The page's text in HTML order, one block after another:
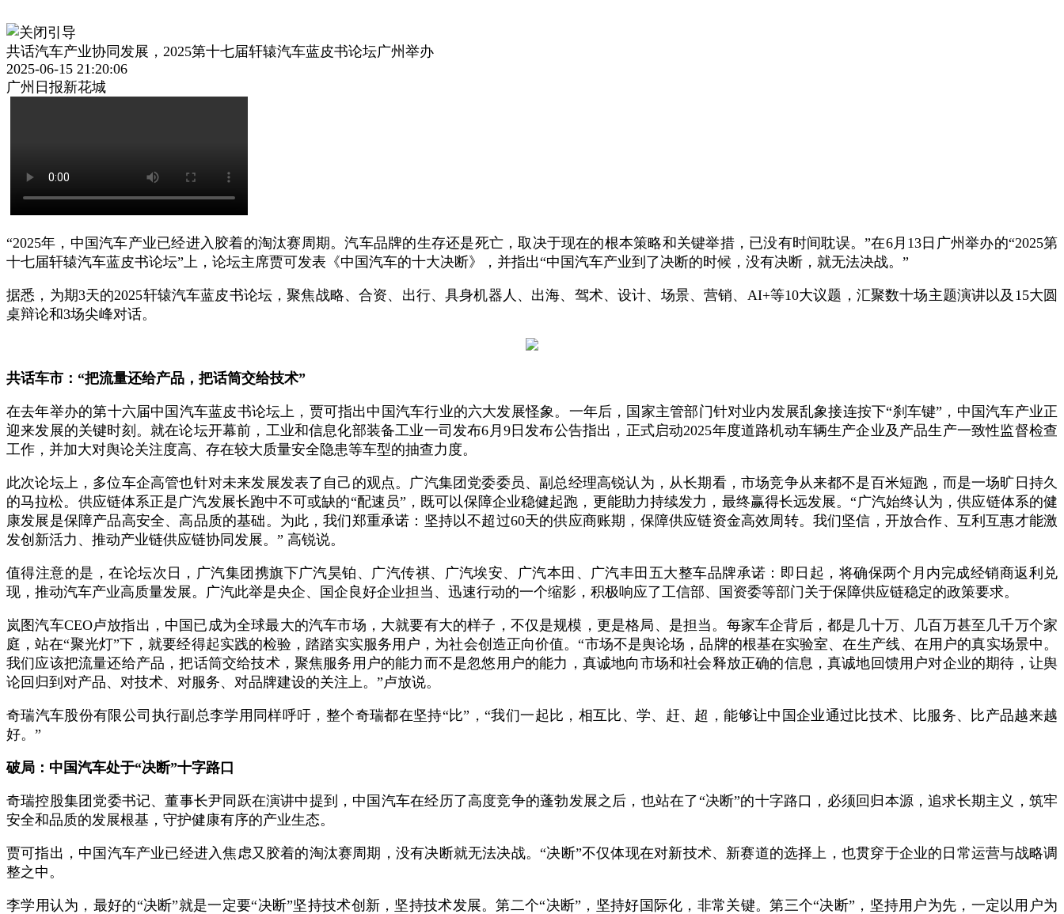
共话汽车产业协同发展，2025第十七届轩辕汽车蓝皮书论坛广州举办
2025-06-15 21:20:06
广州日报新花城
“2025年，中国汽车产业已经进入胶着的淘汰赛周期。汽车品牌的生存还是死亡，取决于现在的根本策略和关键举措，已没有时间耽误。”在6月13日广州举办的“2025第
十七届轩辕汽车蓝皮书论坛”上，论坛主席贾可发表《中国汽车的十大决断》，并指出“中国汽车产业到了决断的时候，没有决断，就无法决战。”
据悉，为期3天的2025轩辕汽车蓝皮书论坛，聚焦战略、合资、出行、具身机器人、出海、驾术、设计、场景、营销、AI+等10大议题，汇聚数十场主题演讲以及15大圆
桌辩论和3场尖峰对话。
共话车市：“把流量还给产品，把话筒交给技术”
在去年举办的第十六届中国汽车蓝皮书论坛上，贾可指出中国汽车行业的六大发展怪象。一年后，国家主管部门针对业内发展乱象接连按下“刹车键”，中国汽车产业正
迎来发展的关键时刻。就在论坛开幕前，工业和信息化部装备工业一司发布6月9日发布公告指出，正式启动2025年度道路机动车辆生产企业及产品生产一致性监督检查
工作，并加大对舆论关注度高、存在较大质量安全隐患等车型的抽查力度。
此次论坛上，多位车企高管也针对未来发展发表了自己的观点。广汽集团党委委员、副总经理高锐认为，从长期看，市场竞争从来都不是百米短跑，而是一场旷日持久
的马拉松。供应链体系正是广汽发展长跑中不可或缺的“配速员”，既可以保障企业稳健起跑，更能助力持续发力，最终赢得长远发展。“广汽始终认为，供应链体系的健
康发展是保障产品高安全、高品质的基础。为此，我们郑重承诺：坚持以不超过60天的供应商账期，保障供应链资金高效周转。我们坚信，开放合作、互利互惠才能激
发创新活力、推动产业链供应链协同发展。” 高锐说。
值得注意的是，在论坛次日，广汽集团携旗下广汽昊铂、广汽传祺、广汽埃安、广汽本田、广汽丰田五大整车品牌承诺：即日起，将确保两个月内完成经销商返利兑
现，推动汽车产业高质量发展。广汽此举是央企、国企良好企业担当、迅速行动的一个缩影，积极响应了工信部、国资委等部门关于保障供应链稳定的政策要求。
岚图汽车CEO卢放指出，中国已成为全球最大的汽车市场，大就要有大的样子，不仅是规模，更是格局、是担当。每家车企背后，都是几十万、几百万甚至几千万个家
庭，站在“聚光灯”下，就要经得起实践的检验，踏踏实实服务用户，为社会创造正向价值。“市场不是舆论场，品牌的根基在实验室、在生产线、在用户的真实场景中。
我们应该把流量还给产品，把话筒交给技术，聚焦服务用户的能力而不是忽悠用户的能力，真诚地向市场和社会释放正确的信息，真诚地回馈用户对企业的期待，让舆
论回归到对产品、对技术、对服务、对品牌建设的关注上。”卢放说。
奇瑞汽车股份有限公司执行副总李学用同样呼吁，整个奇瑞都在坚持“比”，“我们一起比，相互比、学、赶、超，能够让中国企业通过比技术、比服务、比产品越来越
好。”
破局：中国汽车处于“决断”十字路口
奇瑞控股集团党委书记、董事长尹同跃在演讲中提到，中国汽车在经历了高度竞争的蓬勃发展之后，也站在了“决断”的十字路口，必须回归本源，追求长期主义，筑牢
安全和品质的发展根基，守护健康有序的产业生态。
贾可指出，中国汽车产业已经进入焦虑又胶着的淘汰赛周期，没有决断就无法决战。“决断”不仅体现在对新技术、新赛道的选择上，也贯穿于企业的日常运营与战略调
整之中。
李学用认为，最好的“决断”就是一定要“决断”坚持技术创新，坚持技术发展。第二个“决断”，坚持好国际化，非常关键。第三个“决断”，坚持用户为先，一定以用户为